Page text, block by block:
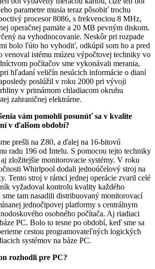
parametre musia teraz pôsobiť trochu
procesor 8086, s frekvenciou 8 MHz,
operačnej pamäte a 20 MB pevným diskom.
na vyhodnocovanie. Neskôr pri rozpade
bolo ľúto ho vyhodiť, odkúpil som ho a pred
venoval istému múzeu výpočtovej techniky vo
počítačov sme vykonávali merania,
hľadaní veličín nesúcich informácie o dianí
poslúžil v roku 2000 pri vývoji
v primárnom chladiacom okruhu
zahraničnej elektrárne.
vám pomohli posunúť sa v kvalite
v ďalšom období?
prešli na Z80, a ďalej na 16-bitovú
radu 196 od Intelu. S pomocou tejto techniky
zložitejšie monitorovacie systémy. V roku
Whirlpool dodali jednoúčelový stroj na
Tento stroj v rámci jednej operácie zvaril celé
vyžadoval kontrolu kvality každého
sme tam nasadili distribuovaný monitorovací
jednočipovej platformy s centrálnym
osobného počítača. Aj riadiaci
PC. Bolo to tesne po období, keď sme sa
cestou programovateľných logických
systémov na báze PC.
rozhodli pre PC?